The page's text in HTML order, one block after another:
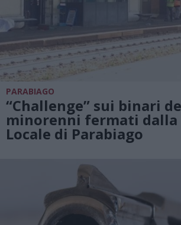
PARABIAGO
“Challenge” sui binari
minorenni fermati dalla
Locale di Parabiago